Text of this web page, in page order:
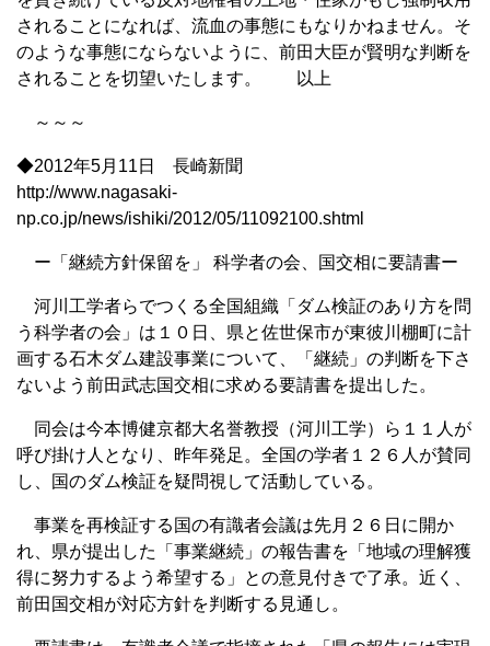
されることになれば、流血の事態にもなりかねません。そ
のような事態にならないように、前田大臣が賢明な判断を
されることを切望いたします。 以上
～～～
◆2012年5月11日 長崎新聞
http://www.nagasaki-
np.co.jp/news/ishiki/2012/05/11092100.shtml
ー「継続方針保留を」 科学者の会、国交相に要請書ー
河川工学者らでつくる全国組織「ダム検証のあり方を問
う科学者の会」は１０日、県と佐世保市が東彼川棚町に計
画する石木ダム建設事業について、「継続」の判断を下さ
ないよう前田武志国交相に求める要請書を提出した。
同会は今本博健京都大名誉教授（河川工学）ら１１人が
呼び掛け人となり、昨年発足。全国の学者１２６人が賛同
し、国のダム検証を疑問視して活動している。
事業を再検証する国の有識者会議は先月２６日に開か
れ、県が提出した「事業継続」の報告書を「地域の理解獲
得に努力するよう希望する」との意見付きで了承。近く、
前田国交相が対応方針を判断する見通し。